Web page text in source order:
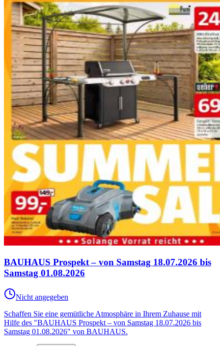
BAUHAUS Prospekt – von Samstag 18.07.2026 bis
Samstag 01.08.2026
Nicht angegeben
Schaffen Sie eine gemütliche Atmosphäre in Ihrem Zuhause mit
Hilfe des "BAUHAUS Prospekt – von Samstag 18.07.2026 bis
Samstag 01.08.2026" von BAUHAUS.